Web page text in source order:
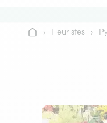
Accueil
› Fleuristes ›